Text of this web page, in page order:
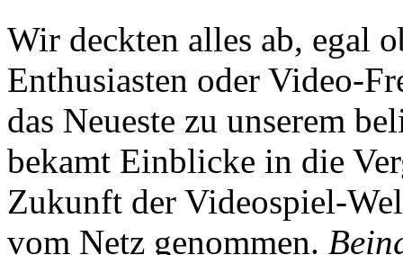
Wir deckten alles ab, egal
Enthusiasten oder Video-
das Neueste zu unserem
bekamt Einblicke in die
Zukunft der Videospiel-
vom Netz genommen.